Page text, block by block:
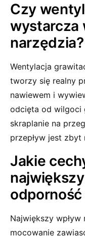
Czy
wystarcza
narzędzia?
Wentylacja
tworzy się realny
nawiewem i
odcięta od wilgoci
skraplanie na
przepływ jest zbyt
Jakie
odporność
Największy wpływ
mocowanie